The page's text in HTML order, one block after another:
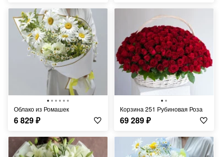
Облако из Ромашек
6 829₽
Корзина 251 Рубиновая Роза
69 289₽